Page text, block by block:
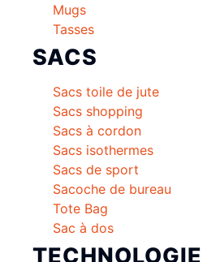
Mugs
Tasses
SACS
Sacs toile de jute
Sacs shopping
Sacs à cordon
Sacs isothermes
Sacs de sport
Sacoche de bureau
Tote Bag
Sac à dos
TECHNOLOGIE